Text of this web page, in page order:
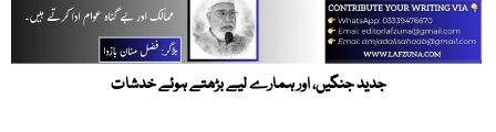
جدید جنگیں، اور ہمارے لیے بڑھتے ہوئے خدشات